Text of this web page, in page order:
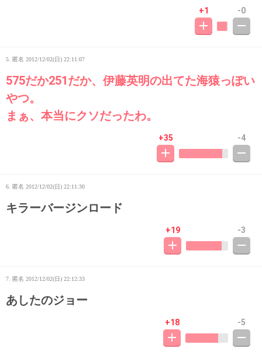
+1 -0
5. 匿名 2012/12/02(日) 22:11:07
575だか251だか、伊藤英明の出てた海猿っぽい
やつ。
まぁ、本当にクソだったわ。
+35 -4
6. 匿名 2012/12/02(日) 22:11:30
キラーバージンロード
+19 -3
7. 匿名 2012/12/02(日) 22:12:33
あしたのジョー
+18 -5